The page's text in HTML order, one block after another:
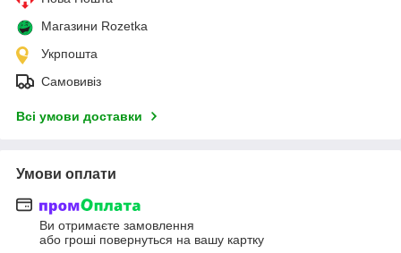
Магазини Rozetka
Укрпошта
Самовивіз
Всі умови доставки
Умови оплати
Ви отримаєте замовлення
або гроші повернуться на вашу картку